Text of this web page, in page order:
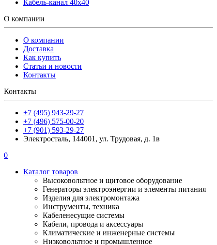
Кабель-канал 40х40
О компании
О компании
Доставка
Как купить
Статьи и новости
Контакты
Контакты
+7 (495) 943-29-27
+7 (496) 575-00-20
+7 (901) 593-29-27
Электросталь, 144001, ул. Трудовая, д. 1в
0
Каталог товаров
Высоковольтное и щитовое оборудование
Генераторы электроэнергии и элементы питания
Изделия для электромонтажа
Инструменты, техника
Кабеленесущие системы
Кабели, провода и аксессуары
Климатические и инженерные системы
Низковольтное и промышленное